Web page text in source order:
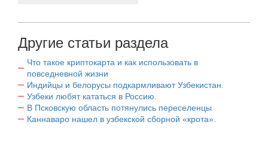
Другие статьи раздела
Что такое криптокарта и как использовать в
повседневной жизни
Индийцы и белорусы подкармливают Узбекистан.
Узбеки любят кататься в Россию.
В Псковскую область потянулись переселенцы
Каннаваро нашел в узбекской сборной «крота».